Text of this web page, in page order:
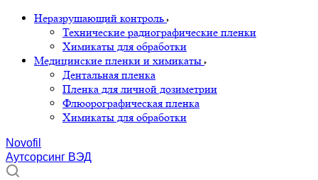
Неразрушающий контроль
Технические радиографические пленки
Химикаты для обработки
Медицинские пленки и химикаты
Дентальная пленка
Пленка для личной дозиметрии
Флюорографическая пленка
Химикаты для обработки
Novofil
Аутсорсинг ВЭД